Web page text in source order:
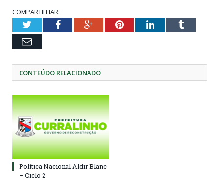
COMPARTILHAR:
TwitterFacebookGoogle+PinterestLinkedInTumblr
Email
CONTEÚDO RELACIONADO
Política Nacional Aldir Blanc
– Ciclo 2